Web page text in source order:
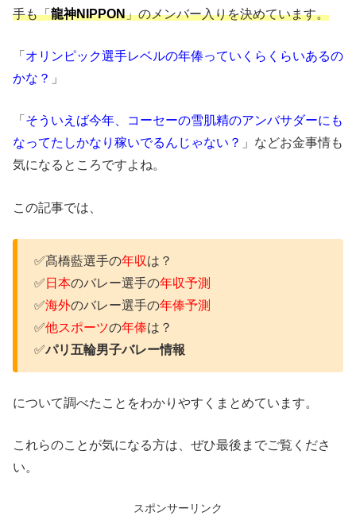
手も「龍神NIPPON」のメンバー入りを決めています。
「 オリンピック選手レベルの年俸っていくらくらいあるの
かな？ 」
「 そういえば今年、コーセーの雪肌精のアンバサダーにも
なってたしかなり稼いでるんじゃない？ 」などお金事情も
気になるところですよね。
この記事では、
✅髙橋藍選手の年収は？
✅ 日本のバレー選手の年収予測
✅海外のバレー選手の年俸予測
✅他スポーツの年俸は？
✅パリ五輪男子バレー情報
について調べたことをわかりやすくまとめています。
これらのことが気になる方は、ぜひ最後までご覧くださ
い。
スポンサーリンク